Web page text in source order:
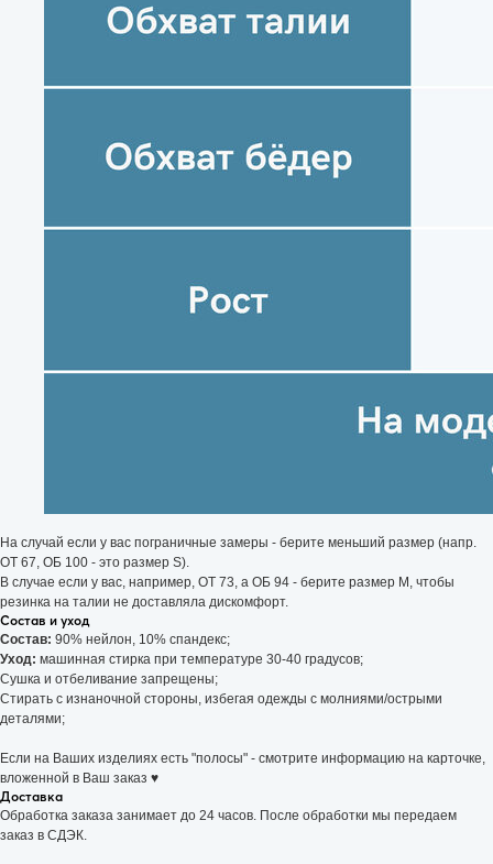
На случай если у вас пограничные замеры - берите меньший размер (напр.
ОТ 67, ОБ 100 - это размер S).
В случае если у вас, например, ОТ 73, а ОБ 94 - берите размер М, чтобы
резинка на талии не доставляла дискомфорт.
Состав и уход
Состав: 90% нейлон, 10% спандекс;
Уход: машинная стирка при температуре 30-40 градусов;
Сушка и отбеливание запрещены;
Стирать с изнаночной стороны, избегая одежды с молниями/острыми
деталями;
Если на Ваших изделиях есть "полосы" - смотрите информацию на карточке,
вложенной в Ваш заказ ♥
Доставка
Обработка заказа занимает до 24 часов. После обработки мы передаем
заказ в СДЭК.
Контакты
Условия заказа
Подарочные сертификаты
ОГРН: 325050000015467
ИНН: 057104426052